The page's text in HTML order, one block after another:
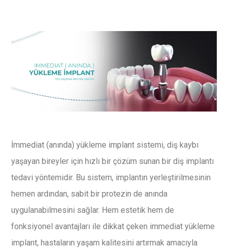
İmmediat (anında) yükleme implant sistemi, diş kaybı
yaşayan bireyler için hızlı bir çözüm sunan bir diş implantı
tedavi yöntemidir. Bu sistem, implantın yerleştirilmesinin
hemen ardından, sabit bir protezin de anında
uygulanabilmesini sağlar. Hem estetik hem de
fonksiyonel avantajları ile dikkat çeken immediat yükleme
implant, hastaların yaşam kalitesini artırmak amacıyla